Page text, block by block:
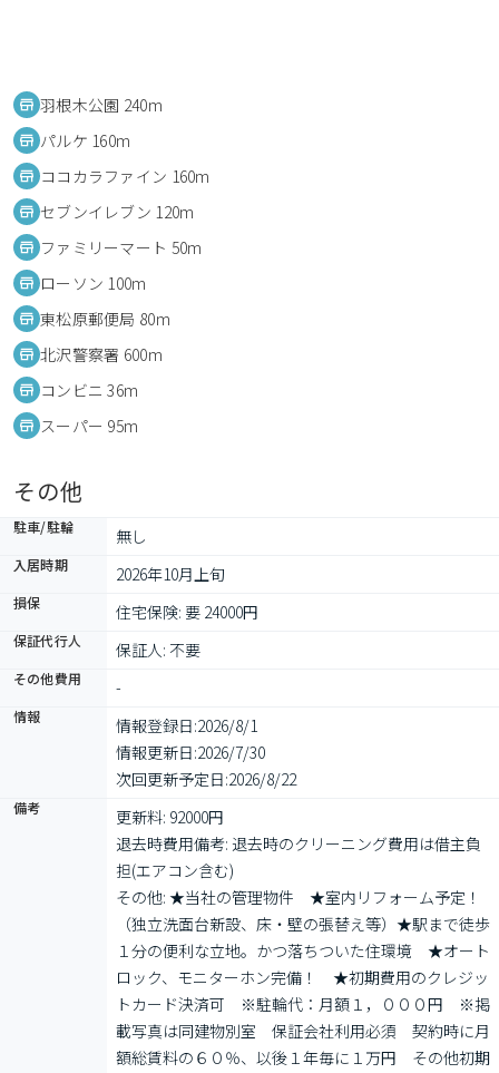
羽根木公園 240m
パルケ 160m
ココカラファイン 160m
セブンイレブン 120m
ファミリーマート 50m
ローソン 100m
東松原郵便局 80m
北沢警察署 600m
コンビニ 36m
スーパー 95m
その他
駐車/駐輪 無し
入居時期 2026年10月上旬
損保 住宅保険: 要 24000円
保証代行人 保証人: 不要
その他費用 -
情報 情報登録日:2026/8/1
情報更新日:2026/7/30
次回更新予定日:2026/8/22
備考
更新料: 92000円
退去時費用備考: 退去時のクリーニング費用は借主負
担(エアコン含む)
その他: ★当社の管理物件　★室内リフォーム予定！
（独立洗面台新設、床・壁の張替え等）★駅まで徒歩
１分の便利な立地。かつ落ちついた住環境　★オート
ロック、モニターホン完備！　★初期費用のクレジッ
トカード決済可　※駐輪代：月額１，０００円　※掲
載写真は同建物別室　保証会社利用必須　契約時に月
額総賃料の６０％、以後１年毎に１万円　その他初期